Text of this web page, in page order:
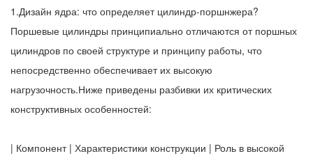
1.Дизайн ядра: что определяет цилиндр-поршнжера?
Поршевые цилиндры принципиально отличаются от поршных
цилиндров по своей структуре и принципу работы, что
непосредственно обеспечивает их высокую
нагрузочность.Ниже приведены разбивки их критических
конструктивных особенностей:
| Компонент | Характеристики конструкции | Роль в высокой